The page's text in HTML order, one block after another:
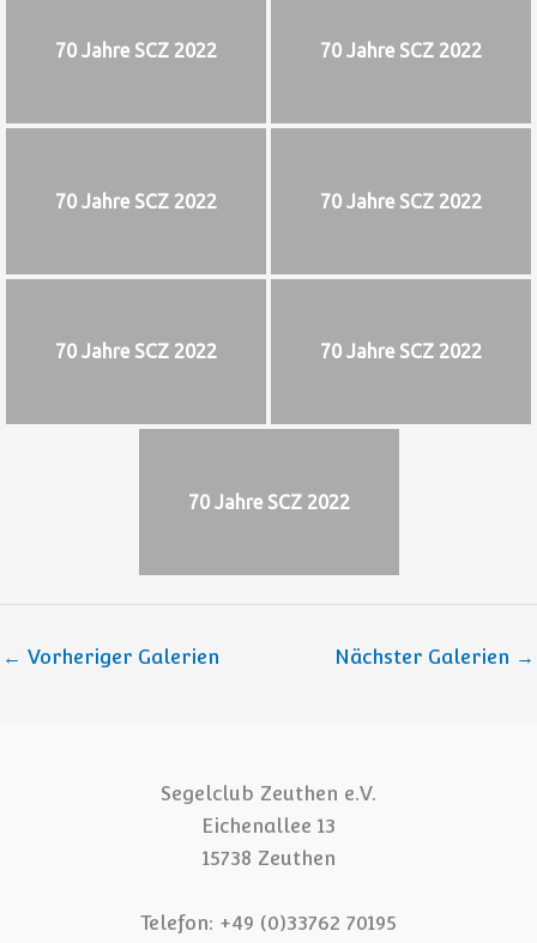
70 Jahre SCZ 2022 70 Jahre SCZ 2022
70 Jahre SCZ 2022 70 Jahre SCZ 2022
70 Jahre SCZ 2022 70 Jahre SCZ 2022
70 Jahre SCZ 2022
← Vorheriger Galerien Nächster Galerien →
Segelclub Zeuthen e.V.
Eichenallee 13
15738 Zeuthen
Telefon: +49 (0)33762 70195